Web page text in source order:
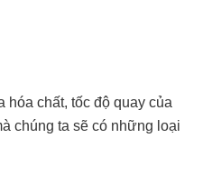
hóa chất, tốc độ quay của
chúng ta sẽ có những loại